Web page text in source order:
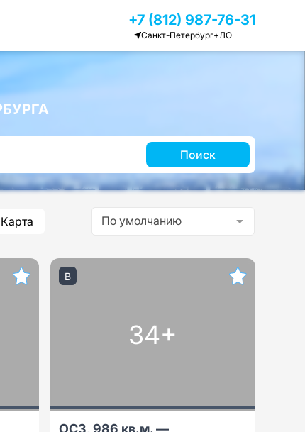
+7 (812) 987-76-31
Санкт-Петербург+ЛО
Поиск
Карта По умолчанию
B
34+
ОСЗ, 986 кв.м. —